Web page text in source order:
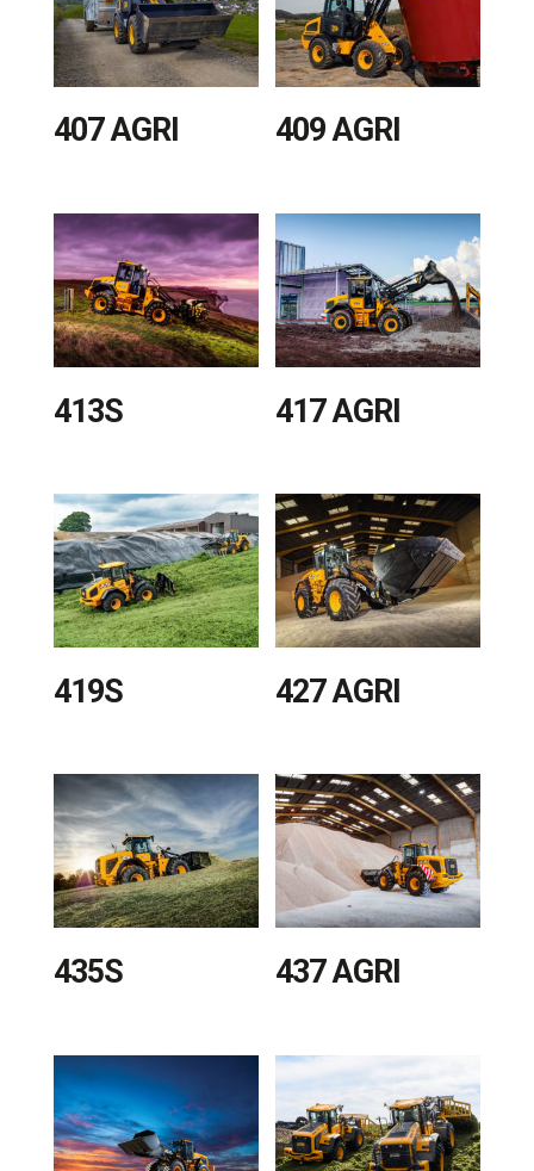
407 AGRI 409 AGRI
413S 417 AGRI
419S 427 AGRI
435S 437 AGRI